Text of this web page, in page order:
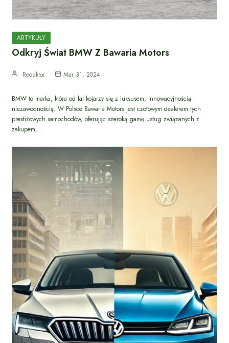
ARTYKUŁY
Odkryj Świat BMW Z Bawaria Motors
Redaktor Mar 31, 2024
BMW to marka, która od lat kojarzy się z luksusem, innowacyjnością i
niezawodnością. W Polsce Bawaria Motors jest czołowym dealerem tych
prestiżowych samochodów, oferując szeroką gamę usług związanych z
zakupem,…